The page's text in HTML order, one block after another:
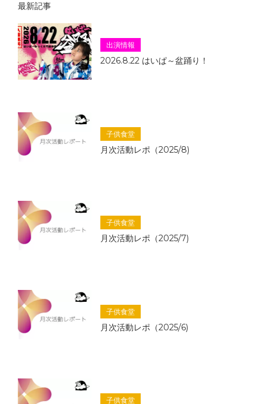
最新記事
出演情報
2026.8.22 はいぱ～盆踊り！
子供食堂
月次活動レポ（2025/8)
子供食堂
月次活動レポ（2025/7)
子供食堂
月次活動レポ（2025/6)
子供食堂